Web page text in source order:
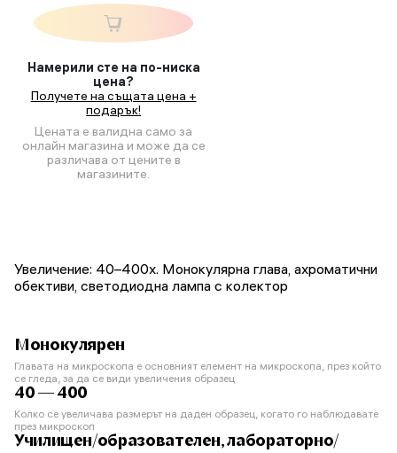
Намерили сте на по-ниска
цена?
Получете на същата цена +
подарък!
Цената е валидна само за
онлайн магазина и може да се
различава от цените в
магазините.
Увеличение: 40–400x. Монокулярна глава, ахроматични
обективи, светодиодна лампа с колектор
Монокулярен
Главата на микроскопа е основният елемент на микроскопа, през който
се гледа, за да се види увеличения образец
40 — 400
Колко се увеличава размерът на даден образец, когато го наблюдавате
през микроскоп
Училищен/образователен, лабораторно/